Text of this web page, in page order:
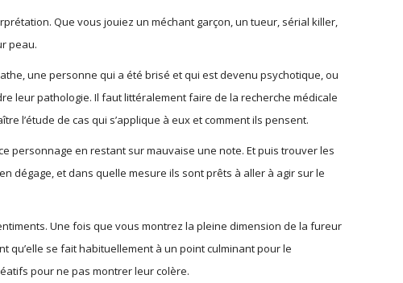
Que vous jouiez un méchant garçon, un tueur, sérial killer,
peau.
une personne qui a été brisé et qui est devenu psychotique, ou
leur pathologie. Il faut littéralement faire de la recherche médicale
l’étude de cas qui s’applique à eux et comment ils pensent.
personnage en restant sur mauvaise une note. Et puis trouver les
dégage, et dans quelle mesure ils sont prêts à aller à agir sur le
Une fois que vous montrez la pleine dimension de la fureur
qu’elle se fait habituellement à un point culminant pour le
pour ne pas montrer leur colère.